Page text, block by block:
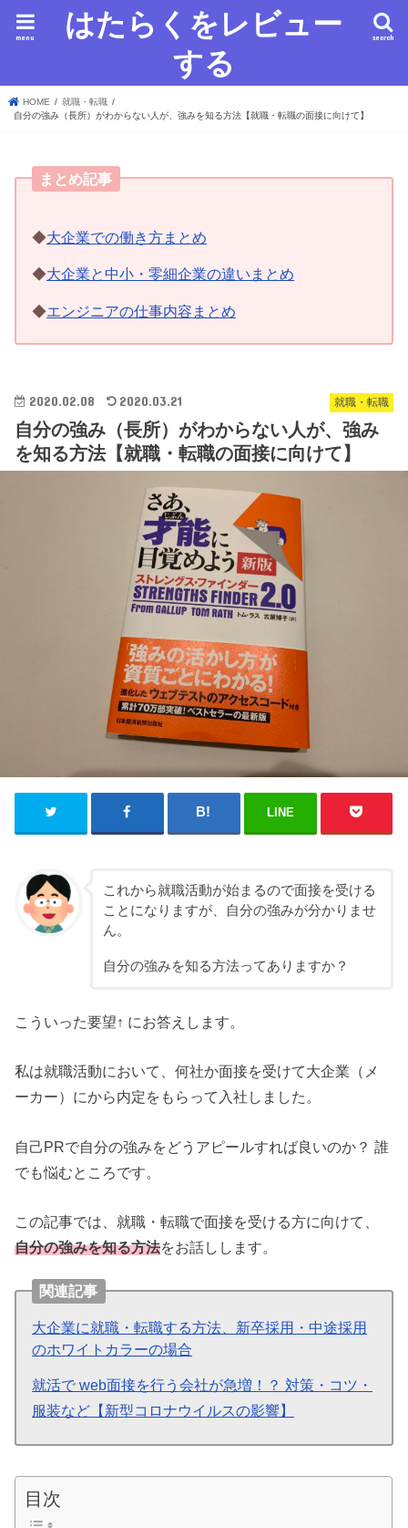
はたらくをレビュー
する
search
menu
HOME
就職・転職
自分の強み（長所）がわからない人が、強みを知る方法【就職・転職の面接に向けて】
まとめ記事
◆大企業での働き方まとめ
◆大企業と中小・零細企業の違いまとめ
◆エンジニアの仕事内容まとめ
就職・転職
2020.02.08 2020.03.21
自分の強み（長所）がわからない人が、強み
を知る方法【就職・転職の面接に向けて】
LINE
これから就職活動が始まるので面接を受ける
ことになりますが、自分の強みが分かりませ
ん。
自分の強みを知る方法ってありますか？
こういった要望↑ にお答えします。
私は就職活動において、何社か面接を受けて大企業（メ
ーカー）にから内定をもらって入社しました。
自己PRで自分の強みをどうアピールすれば良いのか？ 誰
でも悩むところです。
この記事では、就職・転職で面接を受ける方に向けて、
自分の強みを知る方法をお話しします。
関連記事
大企業に就職・転職する方法、新卒採用・中途採用
のホワイトカラーの場合
就活で web面接を行う会社が急増！？ 対策・コツ・
服装など【新型コロナウイルスの影響】
目次